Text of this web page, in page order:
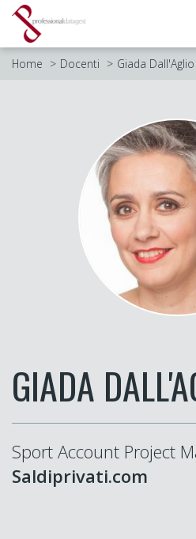
Home Docenti Giada Dall'Aglio
GIADA
Sport Account Project
Saldiprivati.com